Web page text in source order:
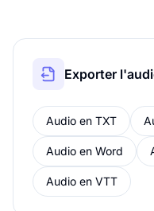
Exporter
Audio en TXT
Audio en Word
Audio en VTT